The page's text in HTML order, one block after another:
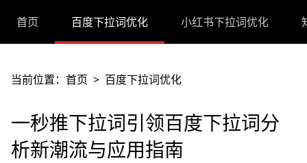
首页 百度下拉词优化 小红书下拉词优化
当前位置： 首页 > 百度下拉词优化
一秒推下拉词引领百度下拉词分
析新潮流与应用指南